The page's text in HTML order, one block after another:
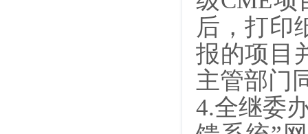
后，打印
报的项目
主管部门
4.全继委